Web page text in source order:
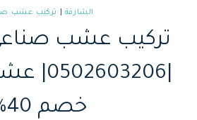
الشارقة تركيب عشب
تركيب عشب
خصم 40%